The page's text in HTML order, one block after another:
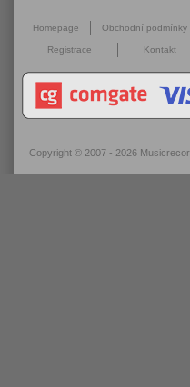
Homepage Obchodní podmínky
Registrace Kontakt
Copyright © 2007 - 2026